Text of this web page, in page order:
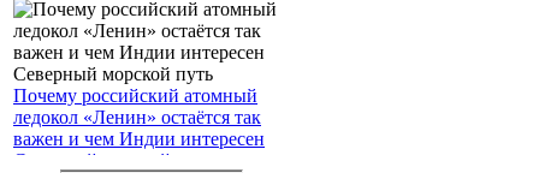
Почему российский атомный
ледокол «Ленин» остаётся так
важен и чем Индии интересен
Северный морской путь